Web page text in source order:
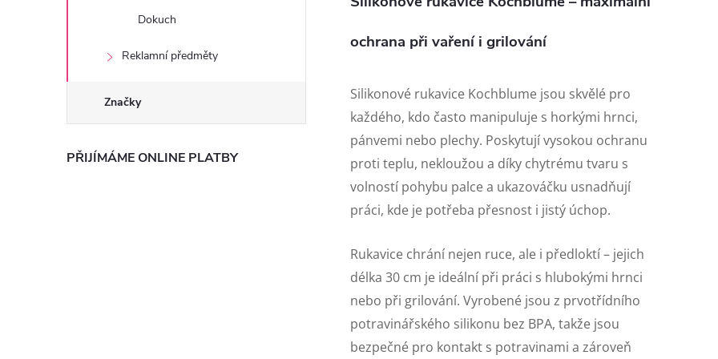
Dokuch
Reklamní předměty
Značky
PŘIJÍMÁME ONLINE PLATBY
ochrana při vaření i grilování
Silikonové rukavice Kochblume jsou skvělé pro
každého, kdo často manipuluje s horkými hrnci,
pánvemi nebo plechy. Poskytují vysokou ochranu
proti teplu, nekloužou a díky chytrému tvaru s
volností pohybu palce a ukazováčku usnadňují
práci, kde je potřeba přesnost i jistý úchop.
Rukavice chrání nejen ruce, ale i předloktí – jejich
délka 30 cm je ideální při práci s hlubokými hrnci
nebo při grilování. Vyrobené jsou z prvotřídního
potravinářského silikonu bez BPA, takže jsou
bezpečné pro kontakt s potravinami a zároveň